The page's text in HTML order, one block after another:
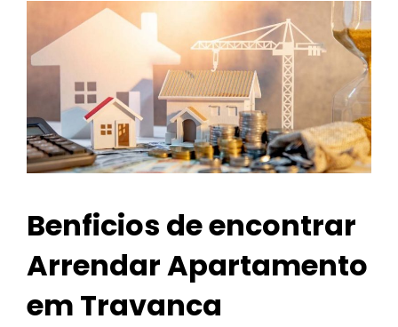
Benficios de encontrar
Arrendar Apartamento
em Travanca